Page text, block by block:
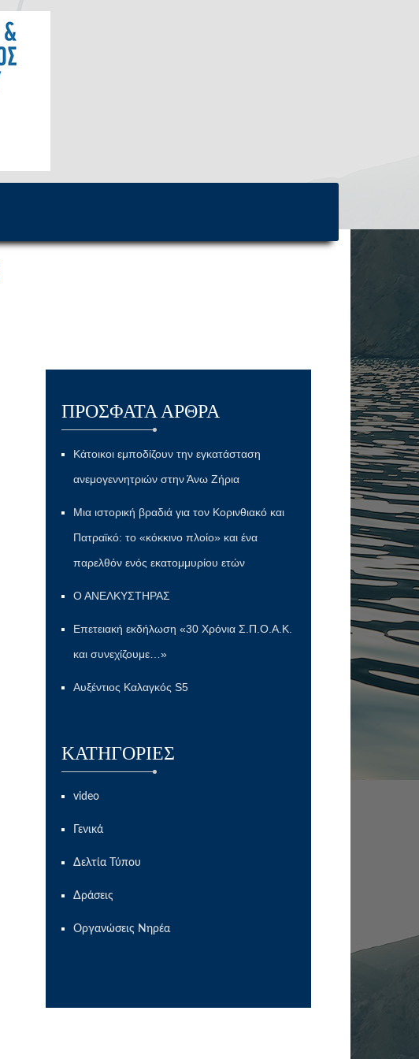
ΠΡΌΣΦΑΤΑ ΆΡΘΡΑ
Κάτοικοι εμποδίζουν την εγκατάσταση
ανεμογεννητριών στην Άνω Ζήρια
Μια ιστορική βραδιά για τον Κορινθιακό και
Πατραϊκό: το «κόκκινο πλοίο» και ένα
παρελθόν ενός εκατομμυρίου ετών
Ο ΑΝΕΛΚΥΣΤΗΡΑΣ
Επετειακή εκδήλωση «30 Χρόνια Σ.Π.Ο.Α.Κ.
και συνεχίζουμε…»
Αυξέντιος Καλαγκός S5
KΑΤΗΓΟΡΊΕΣ
video
Γενικά
Δελτία Τύπου
Δράσεις
Οργανώσεις Νηρέα